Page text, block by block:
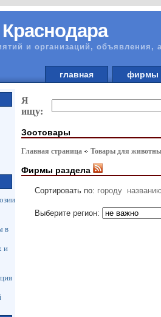
и организаций, объявления,
главная
в
и
Я
ищу:
Зоотовары
Главная страница Товары для
Фирмы раздела
Сортировать по: городу
Выберите регион: